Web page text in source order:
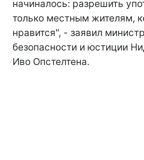
начиналось: разрешить
только местным жителям,
нравится", - заявил министр
безопасности и юстиции
Иво Опстелтена.